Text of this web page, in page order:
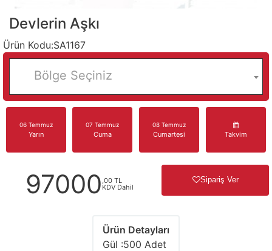
Devlerin Aşkı
Ürün Kodu:SA1167
Bölge Seçiniz
06 Temmuz
Yarın
07 Temmuz
Cuma
08 Temmuz
Cumartesi Takvim
97000 ,00 TL
KDV Dahil
Sipariş Ver
Ürün Detayları
Gül :500 Adet